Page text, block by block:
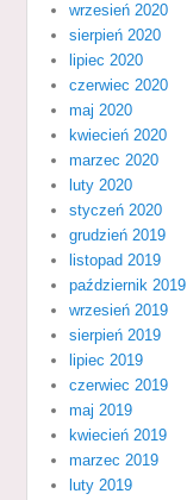
wrzesień 2020
sierpień 2020
lipiec 2020
czerwiec 2020
maj 2020
kwiecień 2020
marzec 2020
luty 2020
styczeń 2020
grudzień 2019
listopad 2019
październik 2019
wrzesień 2019
sierpień 2019
lipiec 2019
czerwiec 2019
maj 2019
kwiecień 2019
marzec 2019
luty 2019